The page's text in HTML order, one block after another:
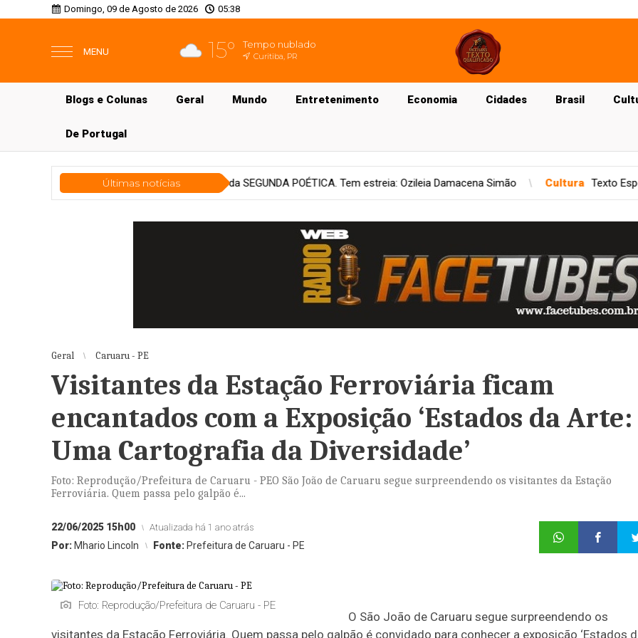
Domingo, 09 de Agosto de 2026 05:38
MENU 15° Tempo nublado
Curitiba, PR
Blogs e Colunas Geral Mundo Entretenimento Economia Cidades Brasil
De Portugal
Últimas notícias
Mais uma edição da SEGUNDA POÉTICA. Tem estreia: Ozileia Damacena Simão Cultura Texto Especial de Joizacawpy Costa: O
Geral Caruaru - PE
Visitantes da Estação Ferroviária ficam
encantados com a Exposição ‘Estados da Arte:
Uma Cartografia da Diversidade’
Foto: Reprodução/Prefeitura de Caruaru - PEO São João de Caruaru segue surpreendendo os visitantes da Estação
Ferroviária. Quem passa pelo galpão é...
22/06/2025 15h00 Atualizada há 1 ano atrás
Por: Mhario Lincoln Fonte: Prefeitura de Caruaru - PE
Foto: Reprodução/Prefeitura de Caruaru - PE
O São João de Caruaru segue surpreendendo os
visitantes da Estação Ferroviária. Quem passa pelo galpão é convidado para conhecer a exposição ‘Estados